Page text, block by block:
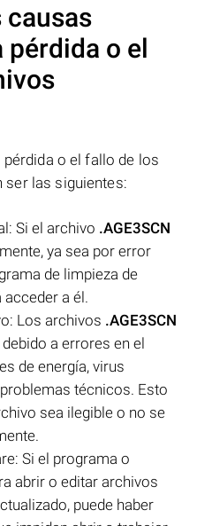
causas
pérdida o el
o el fallo de los
ser las siguientes:
Si el archivo .AGE3SCN
ya sea por error
de limpieza de
a él.
Los archivos .AGE3SCN
a errores en el
de energía, virus
técnicos. Esto
sea ilegible o no se
Si el programa o
abrir o editar archivos
puede haber